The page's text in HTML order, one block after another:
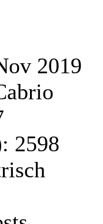
2019
2598